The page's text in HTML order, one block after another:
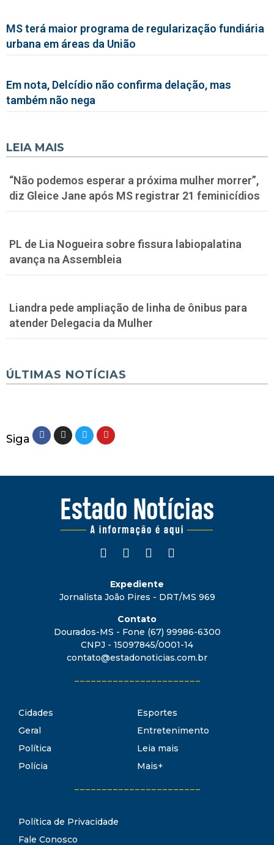
MS terá maior programa de regularização fundiária
urbana em áreas da União
Em nota, Delcídio não confirma delação, mas
também não nega
LEIA MAIS
“Não podemos esperar a próxima mulher morrer”,
diz Gleice Jane após MS registrar 21 feminicídios
PL de Lia Nogueira sobre fissura labiopalatina
avança na Assembleia
Liandra pede ampliação de linha de ônibus para
atender Delegacia da Mulher
ÚLTIMAS NOTÍCIAS
Siga
Expediente
Jornalista João Pires - DRT/MS 969
Contato
Dourados-MS - Fone (67) 99986-6300
CNPJ - 15097845/0001-14
contato@estadonoticias.com.br
Cidades
Geral
Política
Polícia
Esportes
Entretenimento
Leia mais
Mais+
Política de Privacidade
Fale Conosco